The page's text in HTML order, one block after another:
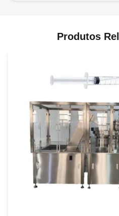
Produtos